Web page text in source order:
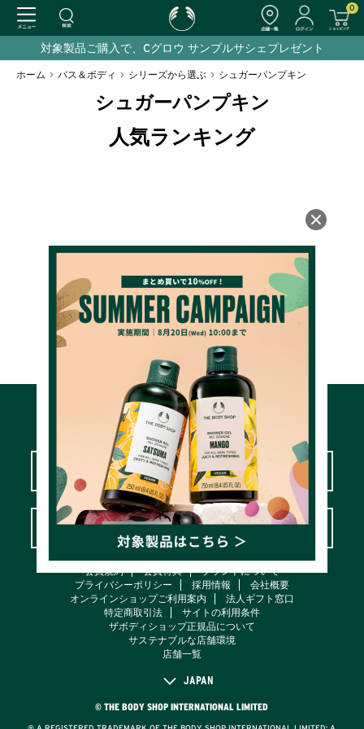
0
対象製品ご購入で、Cグロウ サンプルサシェプレゼント
ホーム > バス＆ボディ > シリーズから選ぶ > シュガーパンプキン
シュガーパンプキン
人気ランキング
LOVE YOUR BODY™カスタマークラブ
会員規約 会員特典
ブランドについて
プライバシーポリシー
採用情報
会社概要
オンラインショップご利用案内
法人ギフト窓口
特定商取引法
サイトの利用条件
ザボディショップ正規品について
サステナブルな店舗環境
店舗一覧
JAPAN
© THE BODY SHOP INTERNATIONAL LIMITED